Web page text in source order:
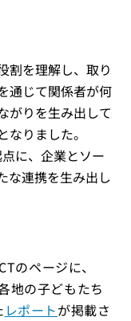
割を理解し、取り
通じて関係者が何
がりを生み出して
りました。
に、企業とソー
な連携を生み出し
のページに、
地の子どもたち
レポートが掲載さ